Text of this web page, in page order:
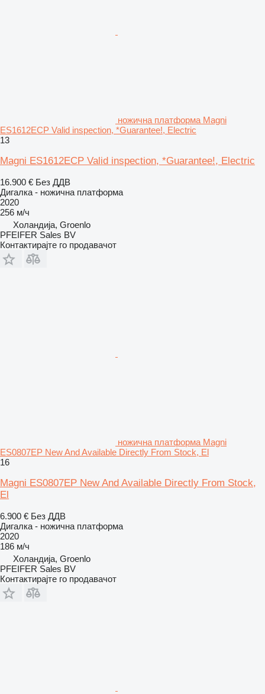
ножична платформа Magni
ES1612ECP Valid inspection, *Guarantee!, Electric
13
Magni ES1612ECP Valid inspection, *Guarantee!, Electric
16.900 € Без ДДВ
Дигалка - ножична платформа
2020
256 м/ч
Холандија, Groenlo
PFEIFER Sales BV
Контактирајте го продавачот
ножична платформа Magni
ES0807EP New And Available Directly From Stock, El
16
Magni ES0807EP New And Available Directly From Stock,
El
6.900 € Без ДДВ
Дигалка - ножична платформа
2020
186 м/ч
Холандија, Groenlo
PFEIFER Sales BV
Контактирајте го продавачот